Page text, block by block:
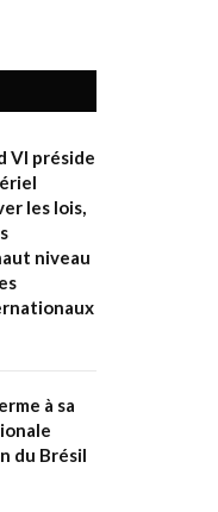
VI préside
les lois,
niveau
à sa
du Brésil